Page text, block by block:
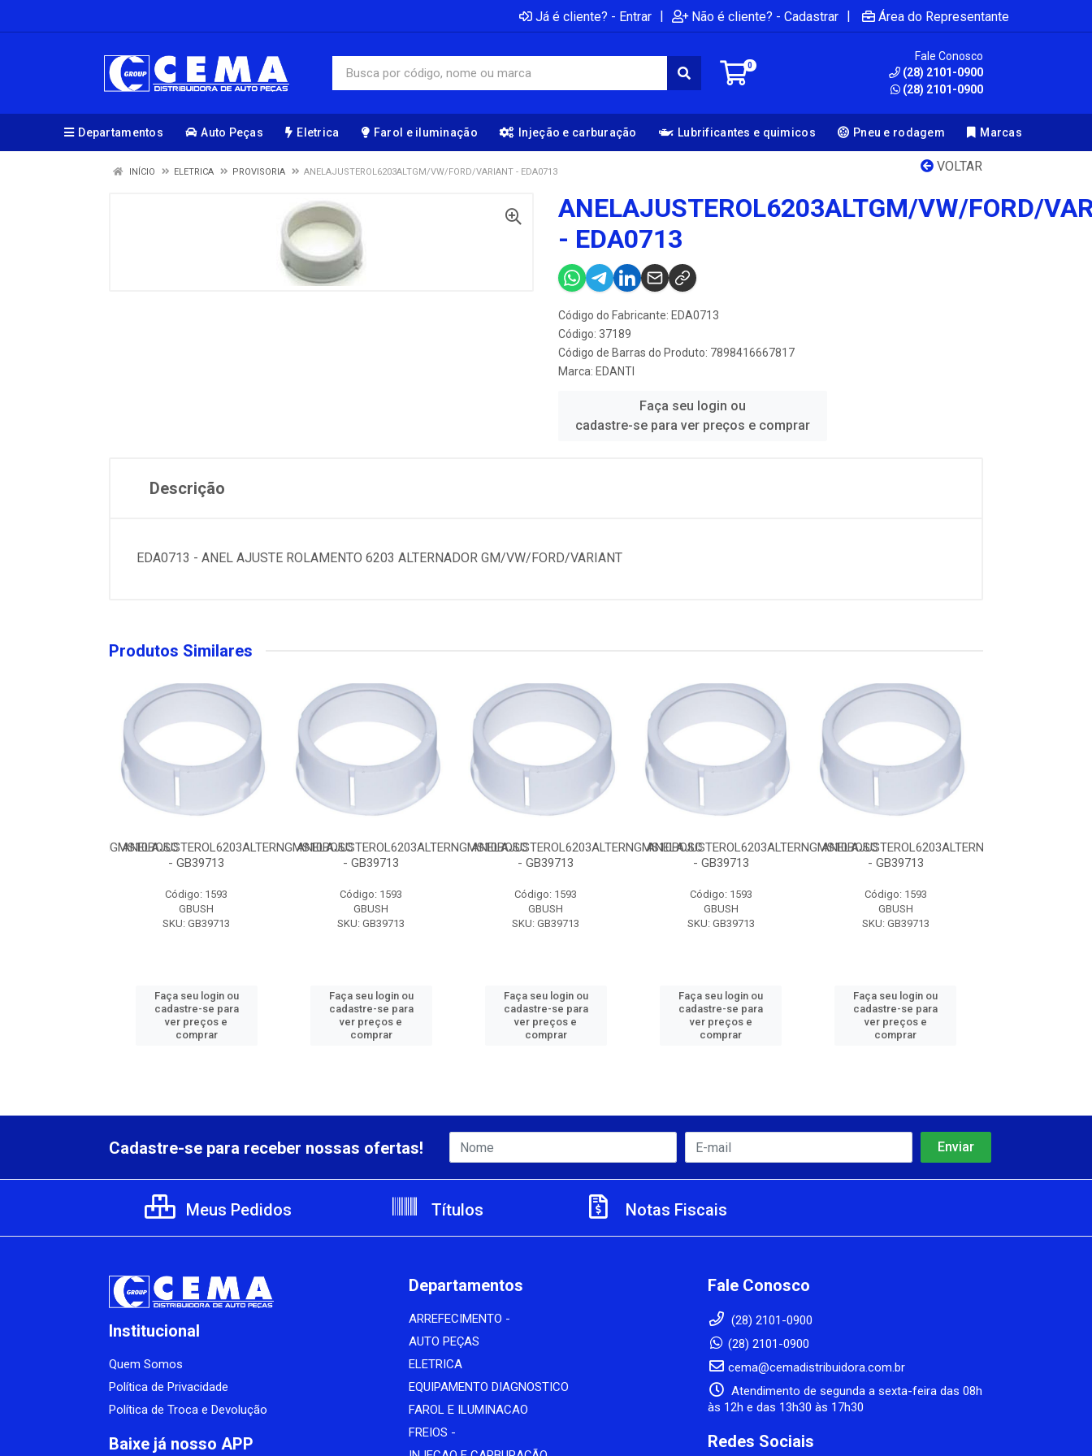
Já é cliente? - Entrar | Não é cliente? - Cadastrar | Área do Representante
0
Fale Conosco
(28) 2101-0900
(28) 2101-0900
Departamentos Auto Peças Eletrica Farol e iluminação Injeção e carburação Lubrificantes e quimicos Pneu e rodagem Marcas
VOLTAR
INÍCIO ELETRICA PROVISORIA ANELAJUSTEROL6203ALTGM/VW/FORD/VARIANT - EDA0713
ANELAJUSTEROL6203ALTGM/VW/FORD/
- EDA0713
Código do Fabricante: EDA0713
Código: 37189
Código de Barras do Produto: 7898416667817
Marca: EDANTI
Faça seu login ou
cadastre-se para ver preços e comprar
Descrição
EDA0713 - ANEL AJUSTE ROLAMENTO 6203 ALTERNADOR GM/VW/FORD/VARIANT
Produtos Similares
ANELAJUSTEROL6203ALTERNGMS10BOSC
- GB39713
Código: 1593
GBUSH
SKU: GB39713
Faça seu login ou
cadastre-se para
ver preços e
comprar
ANELAJUSTEROL6203ALTERNGMS10BOSC
- GB39713
Código: 1593
GBUSH
SKU: GB39713
Faça seu login ou
cadastre-se para
ver preços e
comprar
ANELAJUSTEROL6203ALTERNGMS10BOSC
- GB39713
Código: 1593
GBUSH
SKU: GB39713
Faça seu login ou
cadastre-se para
ver preços e
comprar
ANELAJUSTEROL6203ALTERNGMS10BOSC
- GB39713
Código: 1593
GBUSH
SKU: GB39713
Faça seu login ou
cadastre-se para
ver preços e
comprar
ANELAJUSTEROL6203ALTERNGMS10BOSC
- GB39713
Código: 1593
GBUSH
SKU: GB39713
Faça seu login ou
cadastre-se para
ver preços e
comprar
Cadastre-se para receber nossas ofertas!
Meus Pedidos Títulos Notas Fiscais
Institucional
Quem Somos
Política de Privacidade
Política de Troca e Devolução
Baixe já nosso APP
Departamentos
ARREFECIMENTO -
AUTO PEÇAS
ELETRICA
EQUIPAMENTO DIAGNOSTICO
FAROL E ILUMINACAO
FREIOS -
Fale Conosco
(28) 2101-0900
(28) 2101-0900
cema@cemadistribuidora.com.br
Atendimento de segunda a sexta-feira das 08h
às 12h e das 13h30 às 17h30
Redes Sociais